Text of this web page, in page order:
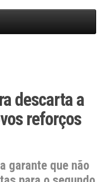
descarta a
reforços
garante que não